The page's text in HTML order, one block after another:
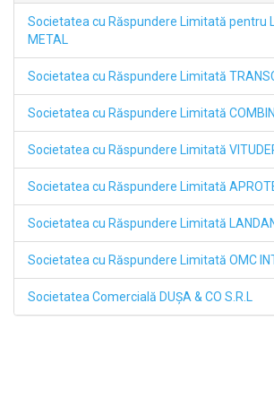
Societatea cu Răspundere Limitată pentru
METAL
Societatea cu Răspundere Limitată
Societatea cu Răspundere Limitată
Societatea cu Răspundere Limitată
Societatea cu Răspundere Limitată
Societatea cu Răspundere Limitată
Societatea cu Răspundere Limitată OMC
Societatea Comercială DUŞA & CO S.R.L